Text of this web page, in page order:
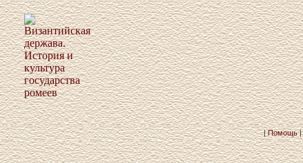
|Помощь|